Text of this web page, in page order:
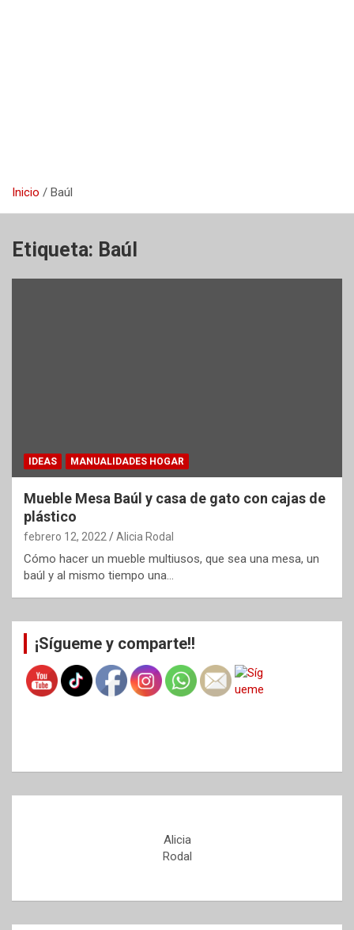
Inicio Baúl
Etiqueta: Baúl
IDEAS MANUALIDADES HOGAR
Mueble Mesa Baúl y casa de gato con cajas de
plástico
febrero 12, 2022 Alicia Rodal
Cómo hacer un mueble multiusos, que sea una mesa, un
baúl y al mismo tiempo una…
¡Sígueme y comparte!!
Alicia
Rodal